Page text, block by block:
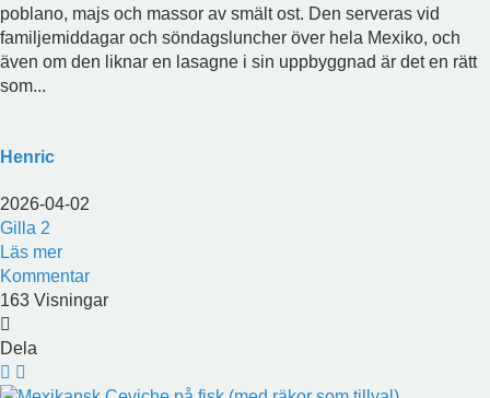
poblano, majs och massor av smält ost. Den serveras vid
familjemiddagar och söndagsluncher över hela Mexiko, och
även om den liknar en lasagne i sin uppbyggnad är det en rätt
som...
Henric
2026-04-02
Gilla 2
Läs mer
Kommentar
163 Visningar
Dela